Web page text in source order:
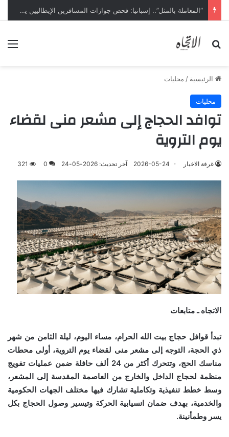
“المعاملة بالمثل”.. إسبانيا: فحص جوازات المسافرين الإيطاليين يبدأ ليل السبت
بحث عن
الرئيسية / محليات
محليات
توافد الحجاج إلى مشعر منى لقضاء
يوم التروية
غرفة الاخبار 2026-05-24 آخر تحديث: 2026-05-24 0
321
الاتجاه ـ متابعات
تبدأ قوافل حجاج بيت الله الحرام، مساء اليوم، ليلة الثامن من شهر
ذي الحجة، التوجه إلى مشعر منى لقضاء يوم التروية، أولى محطات
مناسك الحج، وتتحرك أكثر من 24 ألف حافلة ضمن عمليات تفويج
منظمة لحجاج الداخل والخارج من العاصمة المقدسة إلى المشعر،
وسط خطط تنفيذية وتكاملية تشارك فيها مختلف الجهات الحكومية
والخدمية، بهدف ضمان انسيابية الحركة وتيسير وصول الحجاج بكل
يسر وطمأنينة.